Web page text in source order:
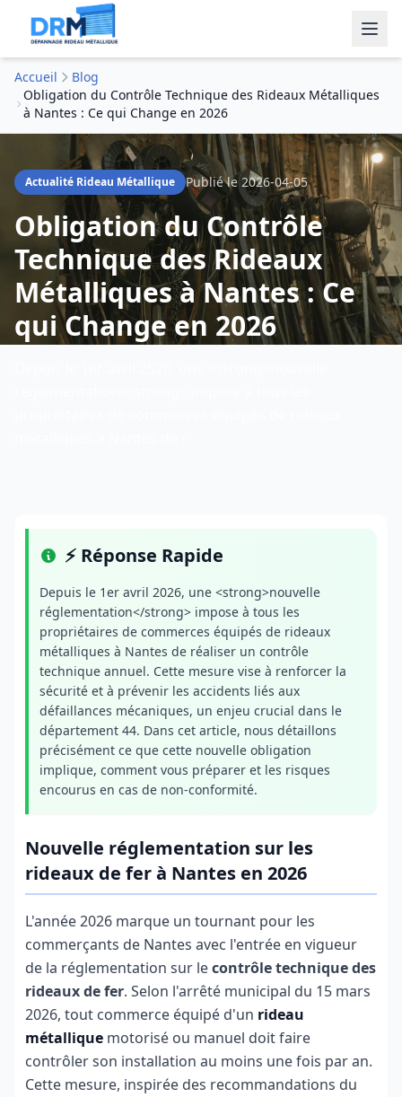
Accueil
Blog
Obligation du Contrôle Technique des Rideaux Métalliques
à Nantes : Ce qui Change en 2026
Actualité Rideau Métallique Publié le2026-04-05
Obligation du Contrôle
Technique des Rideaux
Métalliques à Nantes : Ce
qui Change en 2026
⚡ Réponse Rapide
Depuis le 1er avril 2026, une <strong>nouvelle
réglementation</strong> impose à tous les
propriétaires de commerces équipés de rideaux
métalliques à Nantes de réaliser un contrôle
technique annuel. Cette mesure vise à renforcer la
sécurité et à prévenir les accidents liés aux
défaillances mécaniques, un enjeu crucial dans le
département 44. Dans cet article, nous détaillons
précisément ce que cette nouvelle obligation
implique, comment vous préparer et les risques
encourus en cas de non-conformité.
Nouvelle réglementation sur les
rideaux de fer à Nantes en 2026
L'année 2026 marque un tournant pour les
commerçants de Nantes avec l'entrée en vigueur
de la réglementation sur lecontrôle technique des
rideaux de fer. Selon l'arrêté municipal du 15 mars
2026, tout commerce équipé d'un rideau
métallique motorisé ou manuel doit faire
contrôler son installation au moins une fois par an.
Cette mesure, inspirée des recommandations du